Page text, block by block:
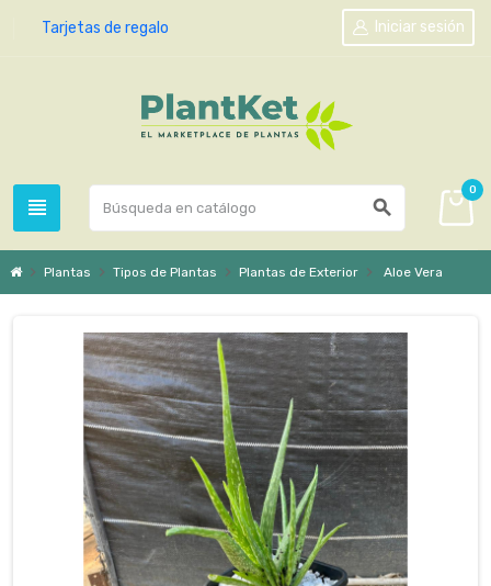
Tarjetas de regalo
view_headline search
Iniciar sesión
0
chevron_right Plantas chevron_right Tipos de Plantas chevron_right Plantas de Exterior chevron_right Aloe Vera